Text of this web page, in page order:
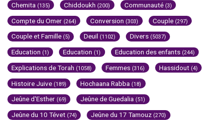
Chemita (135) Chiddoukh (200) Communauté (3)
Compte du Omer (264) Conversion (303) Couple (297)
Couple et Famille (5) Deuil (1102) Divers (5037)
Education (1) Education (1) Education des enfants (244)
Explications de Torah (1058) Femmes (316) Hassidout (4)
Histoire Juive (189) Hochaana Rabba (18)
Jeûne d'Esther (69) Jeûne de Guedalia (51)
Jeûne du 10 Tévet (74) Jeûne du 17 Tamouz (270)